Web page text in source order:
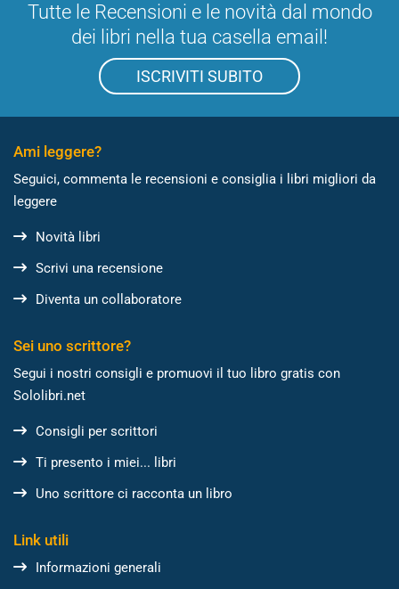
Tutte le Recensioni e le novità dal mondo
dei libri nella tua casella email!
ISCRIVITI SUBITO
Ami leggere?
Seguici, commenta le recensioni e consiglia i libri migliori da
leggere
Novità libri
Scrivi una recensione
Diventa un collaboratore
Sei uno scrittore?
Segui i nostri consigli e promuovi il tuo libro gratis con
Sololibri.net
Consigli per scrittori
Ti presento i miei... libri
Uno scrittore ci racconta un libro
Link utili
Informazioni generali